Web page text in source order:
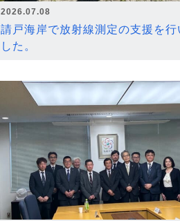
2026.07.08
請戸海岸で放射線測定の支援を行
した。